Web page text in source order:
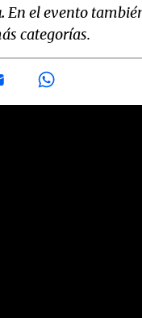
En el evento
categorías.